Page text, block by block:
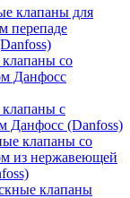
клапаны для
перепаде
со
Данфосс
с
Данфосс (Danfoss)
клапаны со
из нержавеющей
клапаны